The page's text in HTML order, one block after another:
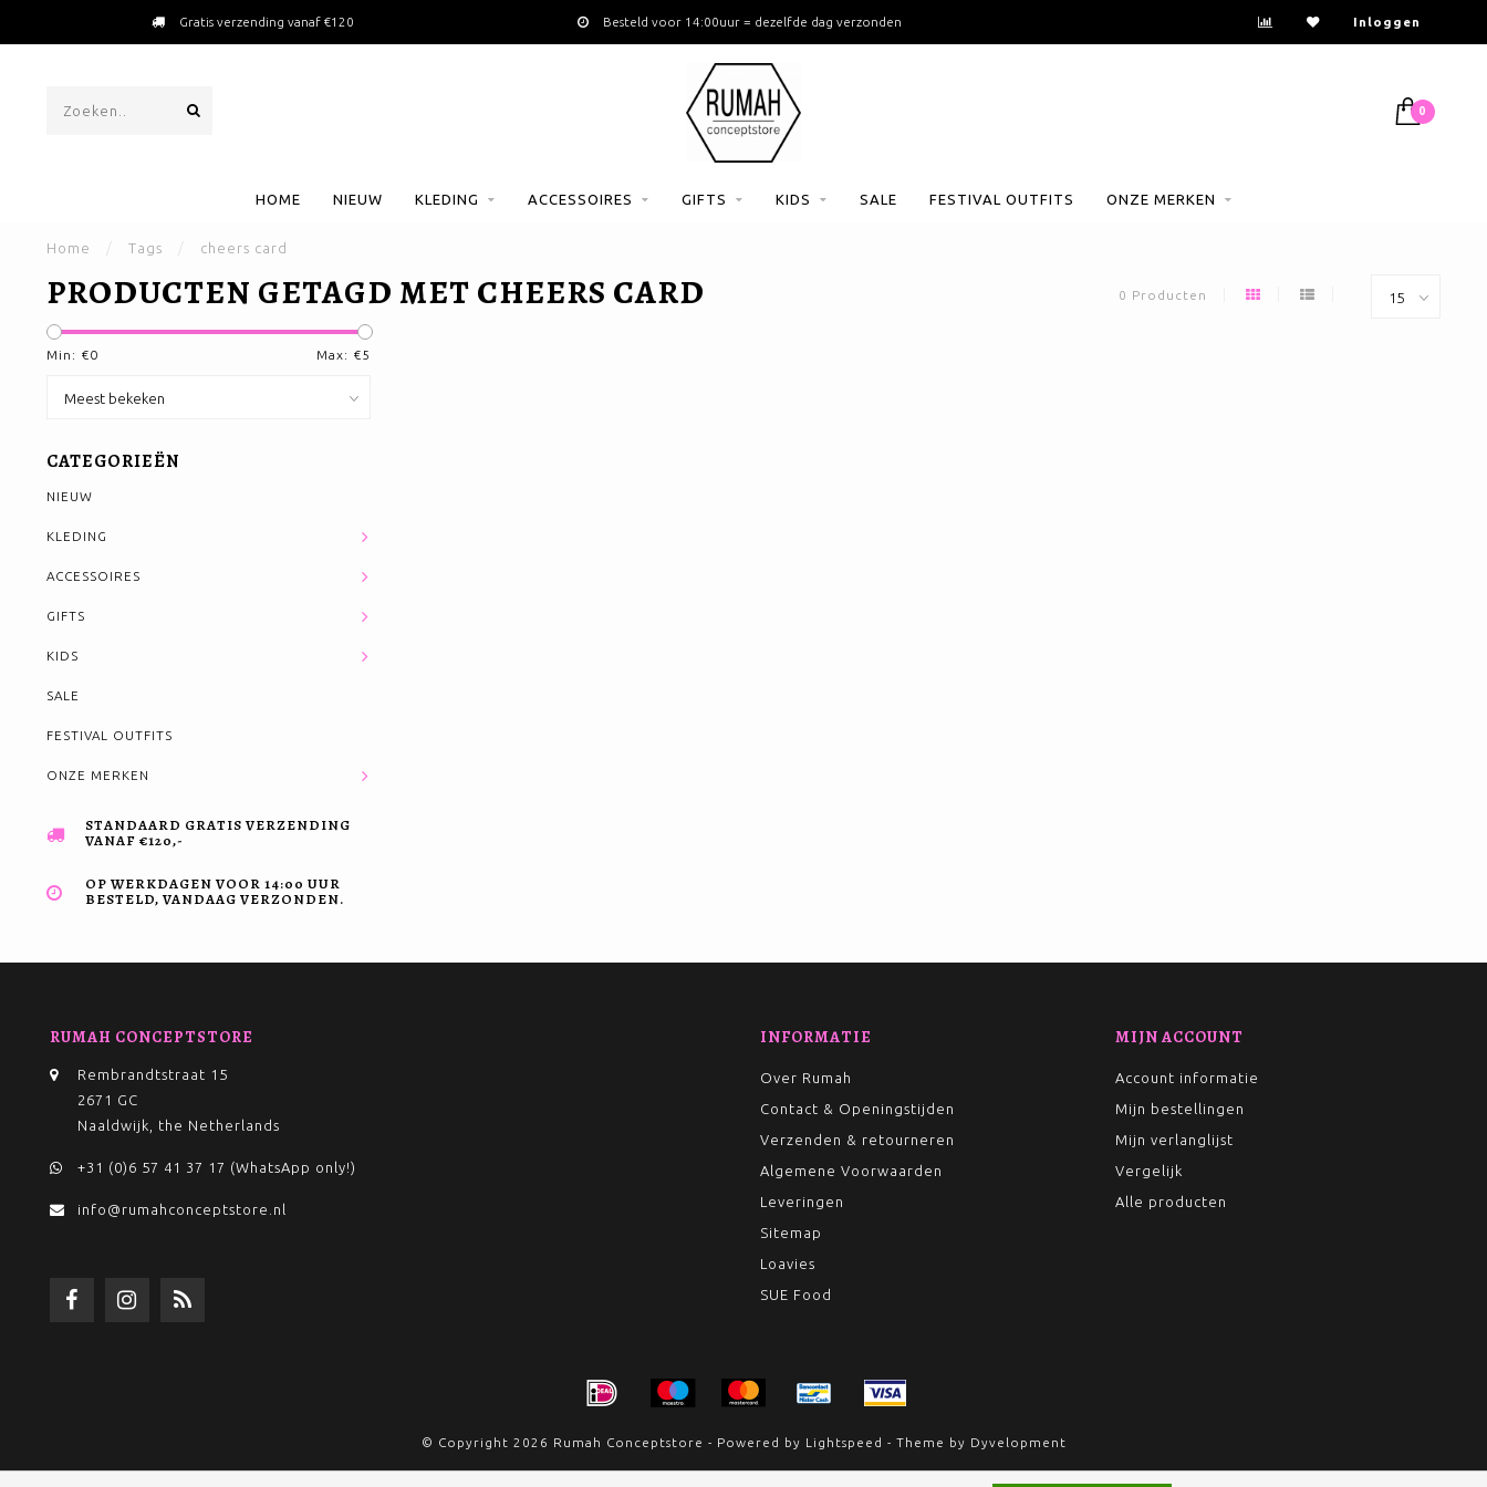
Gratis verzending vanaf €120 Besteld voor 14:00uur = dezelfde dag verzonden Inloggen
0
HOME NIEUW KLEDING ACCESSOIRES GIFTS KIDS SALE FESTIVAL OUTFITS ONZE MERKEN
Home / Tags / cheers card
PRODUCTEN GETAGD MET CHEERS CARD 0 Producten
Min: €0 Max: €5
CATEGORIEËN
NIEUW
KLEDING
ACCESSOIRES
GIFTS
KIDS
SALE
FESTIVAL OUTFITS
ONZE MERKEN
STANDAARD GRATIS VERZENDING
VANAF €120,-
OP WERKDAGEN VOOR 14:00 UUR
BESTELD, VANDAAG VERZONDEN.
RUMAH CONCEPTSTORE
Rembrandtstraat 15
2671 GC
Naaldwijk, the Netherlands
+31 (0)6 57 41 37 17 (WhatsApp only!)
info@rumahconceptstore.nl
INFORMATIE
Over Rumah
Contact & Openingstijden
Verzenden & retourneren
Algemene Voorwaarden
Leveringen
Sitemap
Loavies
SUE Food
MIJN ACCOUNT
Account informatie
Mijn bestellingen
Mijn verlanglijst
Vergelijk
Alle producten
© Copyright 2026 Rumah Conceptstore - Powered by Lightspeed - Theme by Dyvelopment